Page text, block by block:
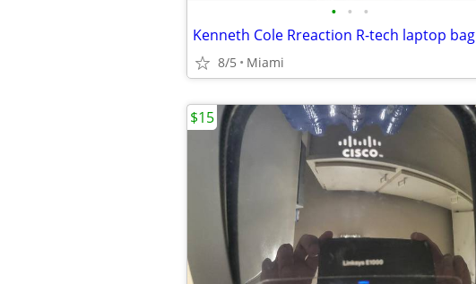
• • •
Kenneth Cole Rreaction R-tech laptop bag
8/5 Miami
$15